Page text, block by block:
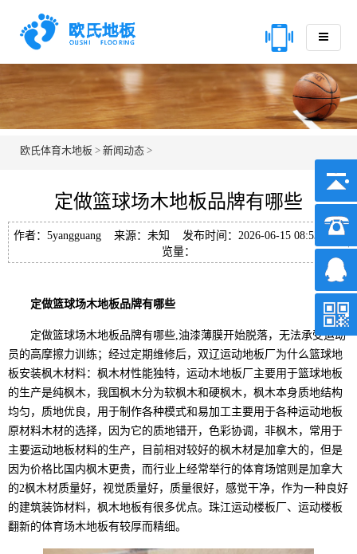
欧氏体育木地板 > 新闻动态 >
定做篮球场木地板品牌有哪些
作者：5yangguang 来源：未知 发布时间：2026-06-15 08:53 浏
览量：
定做篮球场木地板品牌有哪些
定做篮球场木地板品牌有哪些,油漆薄膜开始脱落，无法承受运动
员的高摩擦力训练；经过定期维修后，双辽运动地板厂为什么篮球地
板安装枫木材料：枫木材性能独特，运动木地板厂主要用于篮球地板
的生产是纯枫木，我国枫木分为软枫木和硬枫木，枫木本身质地结构
均匀，质地优良，用于制作各种模式和易加工主要用于各种运动地板
原材料木材的选择，因为它的质地错开，色彩协调，非枫木，常用于
主要运动地板材料的生产，目前相对较好的枫木材是加拿大的，但是
因为价格比国内枫木更贵，而行业上经常举行的体育场馆则是加拿大
的2枫木材质量好，视觉质量好，质量很好，感觉干净，作为一种良好
的建筑装饰材料，枫木地板有很多优点。珠江运动楼板厂、运动楼板
翻新的体育场木地板有较厚而精细。